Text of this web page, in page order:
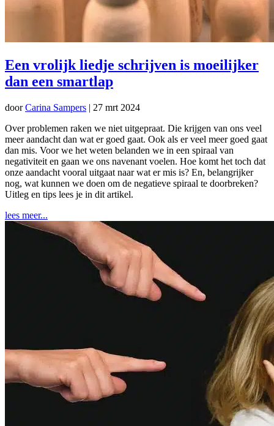
Een vrolijk liedje schrijven is moeilijker
dan een smartlap
doorCarina Sampers | 27 mrt 2024
Over problemen raken we niet uitgepraat. Die krijgen van ons veel
meer aandacht dan wat er goed gaat. Ook als er veel meer goed gaat
dan mis. Voor we het weten belanden we in een spiraal van
negativiteit en gaan we ons navenant voelen. Hoe komt het toch dat
onze aandacht vooral uitgaat naar wat er mis is? En, belangrijker
nog, wat kunnen we doen om de negatieve spiraal te doorbreken?
Uitleg en tips lees je in dit artikel.
lees meer...